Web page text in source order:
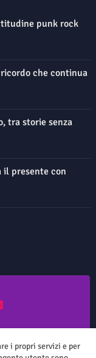
punk rock
che continua
tra storie senza
il presente con
considerarsi
del 7.03.2001
i propri servizi e per